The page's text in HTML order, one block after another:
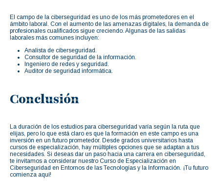
El campo de la ciberseguridad es uno de los más prometedores en el
ámbito laboral. Con el aumento de las amenazas digitales, la demanda de
profesionales cualificados sigue creciendo. Algunas de las salidas
laborales más comunes incluyen:
Analista de ciberseguridad.
Consultor de seguridad de la información.
Ingeniero de redes y seguridad.
Auditor de seguridad informática.
Conclusión
La duración de los estudios para ciberseguridad varía según la ruta que
elijas, pero lo que está claro es que la formación en este campo es una
inversión en un futuro prometedor. Desde grados universitarios hasta
cursos de especialización, hay múltiples opciones que se adaptan a tus
necesidades. Si deseas dar un paso hacia una carrera en ciberseguridad,
te invitamos a considerar nuestro Curso de Especialización en
Ciberseguridad en Entornos de las Tecnologías y la Información. ¡Tu futuro
comienza aquí!